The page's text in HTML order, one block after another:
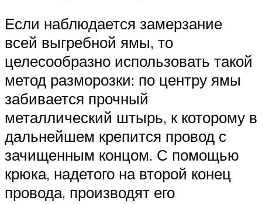
Если наблюдается замерзание
всей выгребной ямы, то
целесообразно использовать такой
метод разморозки: по центру ямы
забивается прочный
металлический штырь, к которому в
дальнейшем крепится провод с
зачищенным концом. С помощью
крюка, надетого на второй конец
провода, производят его